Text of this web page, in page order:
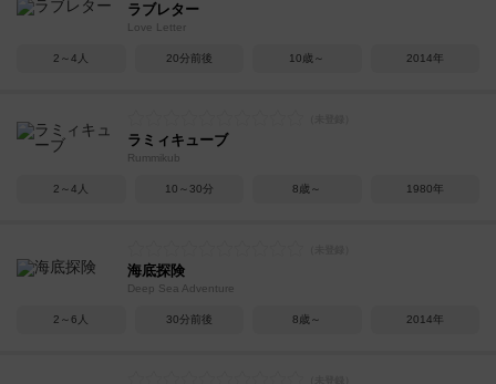
ラブレター
Love Letter
2～4人 20分前後 10歳～ 2014年
ラミィキューブ
Rummikub
2～4人 10～30分 8歳～ 1980年
海底探険
Deep Sea Adventure
2～6人 30分前後 8歳～ 2014年